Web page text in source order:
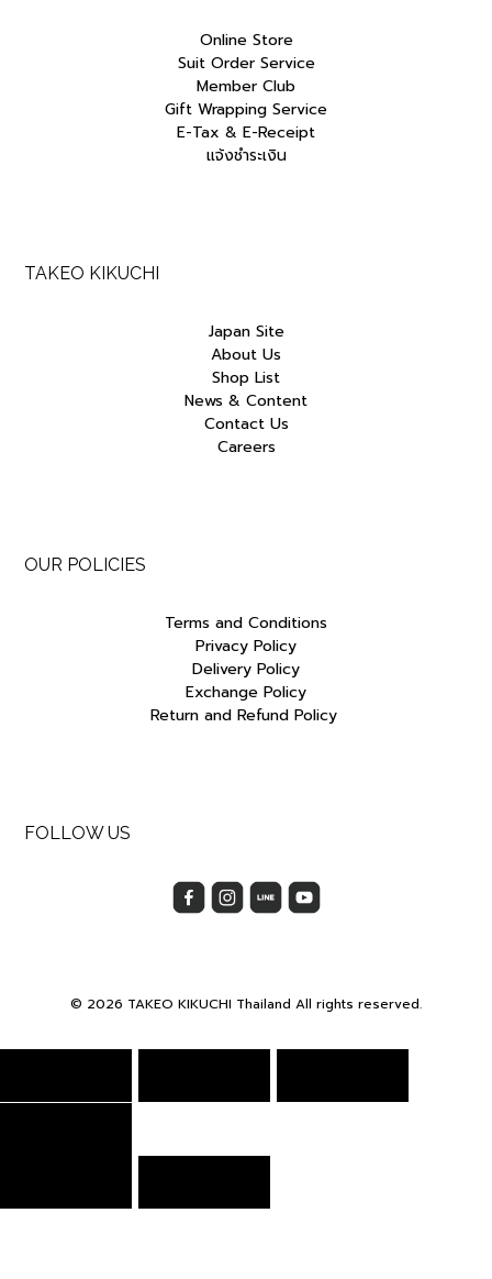
Online Store
Suit Order Service
Member Club
Gift Wrapping Service
E-Tax & E-Receipt
แจ้งชำระเงิน
TAKEO KIKUCHI
Japan Site
About Us
Shop List
News & Content
Contact Us
Careers
OUR POLICIES
Terms and Conditions
Privacy Policy
Delivery Policy
Exchange Policy
Return and Refund Policy
FOLLOW US
© 2026 TAKEO KIKUCHI Thailand All rights reserved.